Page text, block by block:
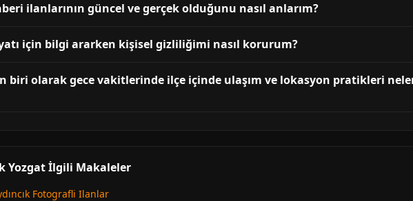
ilanlarının güncel ve gerçek olduğunu nasıl anlarım?
için bilgi ararken kişisel gizliliğimi nasıl korurum?
biri olarak gece vakitlerinde ilçe içinde ulaşım ve lokasyon pratikleri
Yozgat İlgili Makaleler
Fotografli Ilanlar